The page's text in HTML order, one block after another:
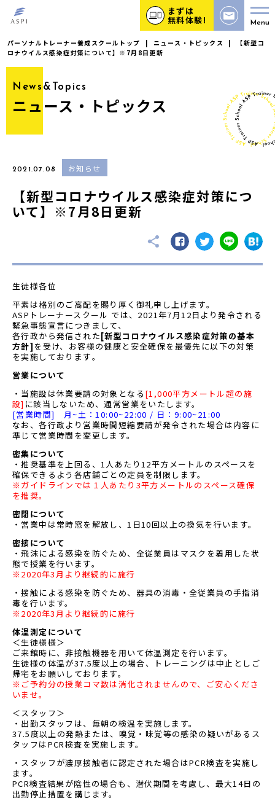
まずは
無料体験! Menu
パーソナルトレーナー養成スクールトップ | ニュース・トピックス |
【新型コ
ロナウイルス感染症対策について】※7月8日更新
News&Topics
ニュース・トピックス
2021.07.08 お知らせ
【新型コロナウイルス感染症対策につ
いて】※7月8日更新
生徒様各位
平素は格別のご高配を賜り厚く御礼申し上げます。
ASPトレーナースクール では、2021年7月12日より発令される
緊急事態宣言につきまして、
各行政から発信された[新型コロナウイルス感染症対策の基本
方針]を受け、 お客様の健康と安全確保を最優先に以下の対策
を実施しております。
営業について
・当施設は休業要請の対象となる [1,000平方メートル超の施
設] に該当しないため、通常営業をいたします。
[営業時間] 月~土：10:00~22:00 / 日：9:00~21:00
なお、各行政より営業時間短縮要請が発令された場合は内容に
準じて営業時間を変更します。
密集について
・推奨基準を上回る、1人あたり12平方メートルのスペースを
確保できるよう各店舗ごとの定員を制限します。
※ガイドラインでは１人あたり3平方メートルのスペース確保
を推奨。
密閉について
・営業中は常時窓を解放し、1日10回以上の換気を行います。
密接について
・飛沫による感染を防ぐため、 全従業員はマスクを着用した状
態で授業を行います。
※2020年3月より継続的に施行
・接触による感染を防ぐため、器具の消毒・ 全従業員の手指消
毒を行います。
※2020年3月より継続的に施行
体温測定について
＜生徒様様＞
ご来館時に、非接触機器を用いて体温測定を行います。
生徒様の体温が37.5度以上の場合、
トレーニングは中止としご
帰宅をお願いしております。
※ご予約分の授業コマ数は消化されませんので、
ご安心くださ
いませ。
＜スタッフ＞
・出勤スタッフは、 毎朝の検温を実施します。
37.5度以上の発熱または、嗅覚・味覚等の感染の疑いがあるス
タッフはPCR検査を実施します。
・スタッフが濃厚接触者に認定された場合はPCR検査を実施し
ます。
PCR検査結果が陰性の場合も、潜伏期間を考慮し、最大14日の
出勤停止措置を講じます。